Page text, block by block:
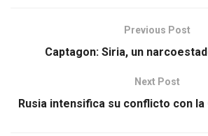
Previous Post
Captagon: Siria, un
Next Post
Rusia intensifica su conflicto con la